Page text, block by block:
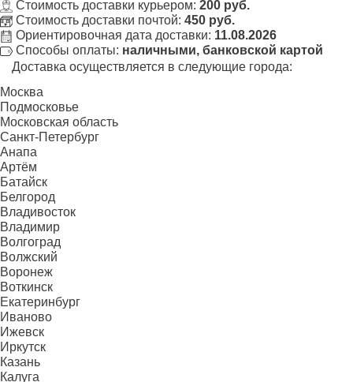
Стоимость доставки курьером: 200 руб.
Стоимость доставки почтой: 450 руб.
Ориентировочная дата доставки: 11.08.2026
Способы оплаты: наличными, банковской картой
Доставка осуществляется в следующие города:
Москва
Подмосковье
Московская область
Санкт-Петербург
Анапа
Артём
Батайск
Белгород
Владивосток
Владимир
Волгоград
Волжский
Воронеж
Воткинск
Екатеринбург
Иваново
Ижевск
Иркутск
Казань
Калуга